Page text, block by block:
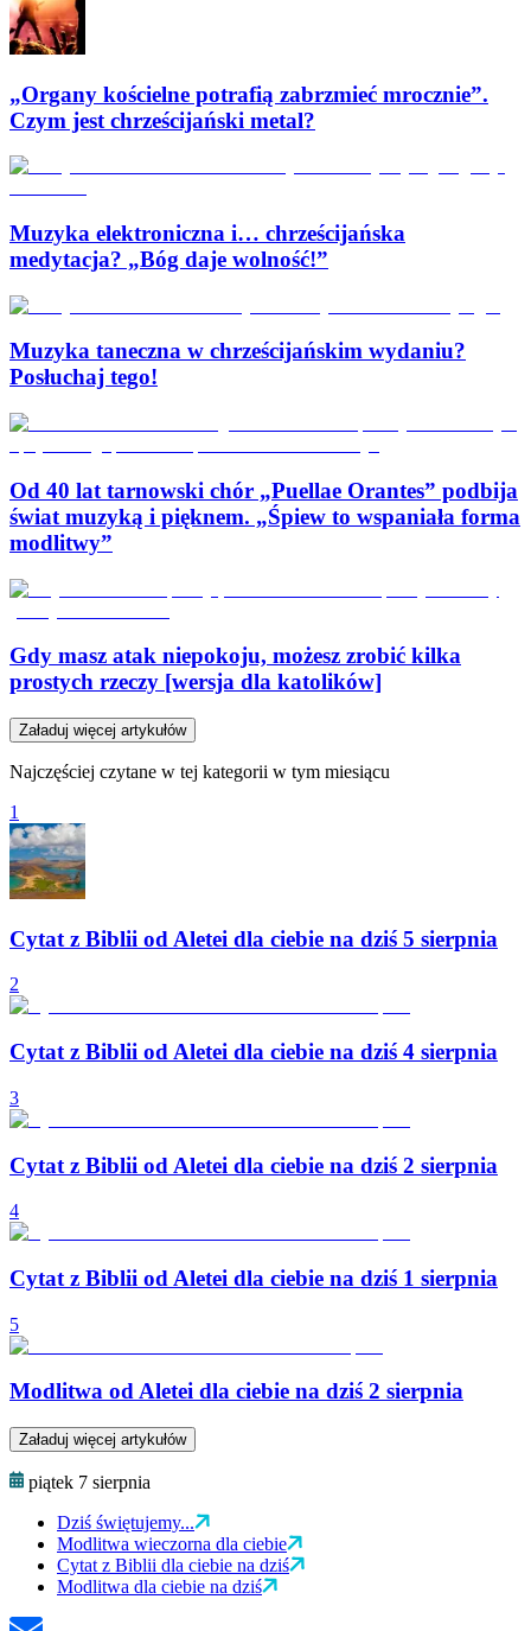
„Organy kościelne potrafią zabrzmieć mrocznie”.
Czym jest chrześcijański metal?
Muzyka elektroniczna i… chrześcijańska
medytacja? „Bóg daje wolność!”
Muzyka taneczna w chrześcijańskim wydaniu?
Posłuchaj tego!
Od 40 lat tarnowski chór „Puellae Orantes” podbija
świat muzyką i pięknem. „Śpiew to wspaniała forma
modlitwy”
Gdy masz atak niepokoju, możesz zrobić kilka
prostych rzeczy [wersja dla katolików]
Załaduj więcej artykułów
Najczęściej czytane w tej kategorii w tym miesiącu
1
Cytat z Biblii od Aletei dla ciebie na dziś 5 sierpnia
2
Cytat z Biblii od Aletei dla ciebie na dziś 4 sierpnia
3
Cytat z Biblii od Aletei dla ciebie na dziś 2 sierpnia
4
Cytat z Biblii od Aletei dla ciebie na dziś 1 sierpnia
5
Modlitwa od Aletei dla ciebie na dziś 2 sierpnia
Załaduj więcej artykułów
piątek 7 sierpnia
Dziś świętujemy...
Modlitwa wieczorna dla ciebie
Cytat z Biblii dla ciebie na dziś
Modlitwa dla ciebie na dziś